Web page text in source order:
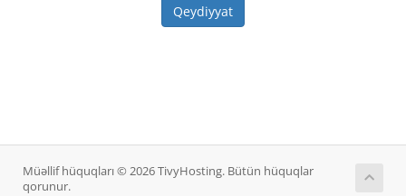
Müəllif hüquqları © 2026 TivyHosting. Bütün hüquqlar
qorunur.